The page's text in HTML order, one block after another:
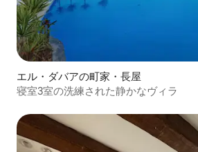
エル・ダバアの町家・長屋
寝室3室の洗練された静かなヴィラ